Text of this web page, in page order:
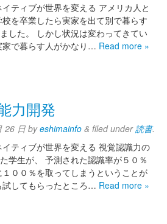
ティブが世界を変える アメリカ人と
を卒業したら実家を出て別で暮らす
した。 しかし状況は変わってきてい
家で暮らす人がかなり… Read more »
力開発
26 日byeshimainfo & filed under読書.
ティブが世界を変える 視覚認識力の
学生が、 予測された認識率が５０％
００％を取ってしまうということが
試してもらったところ… Read more »